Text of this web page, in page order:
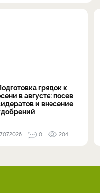
грядок к
в августе: посев
и внесение
0 204